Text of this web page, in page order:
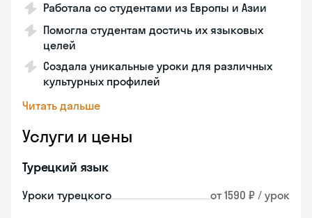
Работала со студентами из Европы и Азии
Помогла студентам достичь их языковых
целей
Создала уникальные уроки для различных
культурных профилей
Читать дальше
Услуги и цены
Турецкий язык
Уроки турецкого от 1590 ₽ / урок